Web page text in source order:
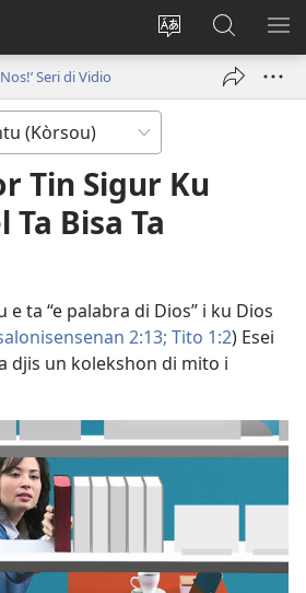
Kambia
Log
window)
Buska
Riba
JW.ORG
Seri di Vidio
Tin Sigur Ku
Bisa Ta
e ta “e palabra di Dios” i ku Dios
2:13; Tito 1:2) Esei
djis un kolekshon di mito i